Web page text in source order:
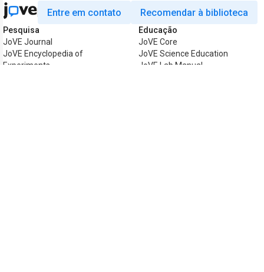
Entre em contato Recomendar à biblioteca
Pesquisa
JoVE Journal
JoVE Encyclopedia of
Experiments
Educação
JoVE Core
JoVE Science Education
JoVE Lab Manual